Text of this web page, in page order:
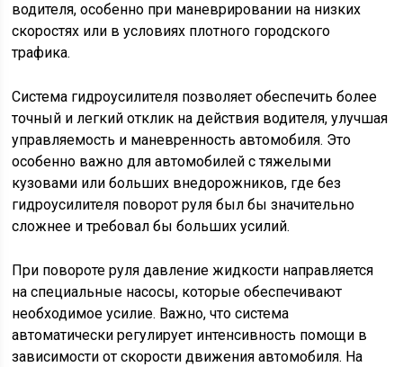
водителя, особенно при маневрировании на низких
скоростях или в условиях плотного городского
трафика.
Система гидроусилителя позволяет обеспечить более
точный и легкий отклик на действия водителя, улучшая
управляемость и маневренность автомобиля. Это
особенно важно для автомобилей с тяжелыми
кузовами или больших внедорожников, где без
гидроусилителя поворот руля был бы значительно
сложнее и требовал бы больших усилий.
При повороте руля давление жидкости направляется
на специальные насосы, которые обеспечивают
необходимое усилие. Важно, что система
автоматически регулирует интенсивность помощи в
зависимости от скорости движения автомобиля. На